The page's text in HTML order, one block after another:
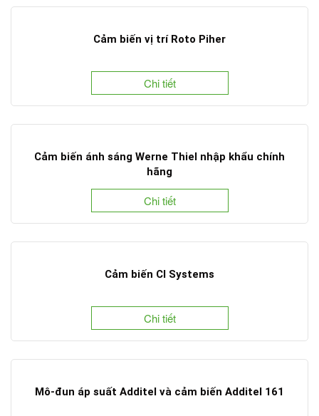
Cảm biến vị trí Roto Piher
Chi tiết
Cảm biến ánh sáng Werne Thiel nhập khẩu chính
hãng
Chi tiết
Cảm biến CI Systems
Chi tiết
Mô-đun áp suất Additel và cảm biến Additel 161